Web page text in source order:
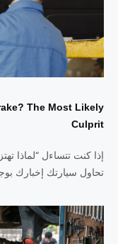
The Most Likely
Culprit
إذا كنت تتساءل “لماذا
تحاول سيارتك إخبارك